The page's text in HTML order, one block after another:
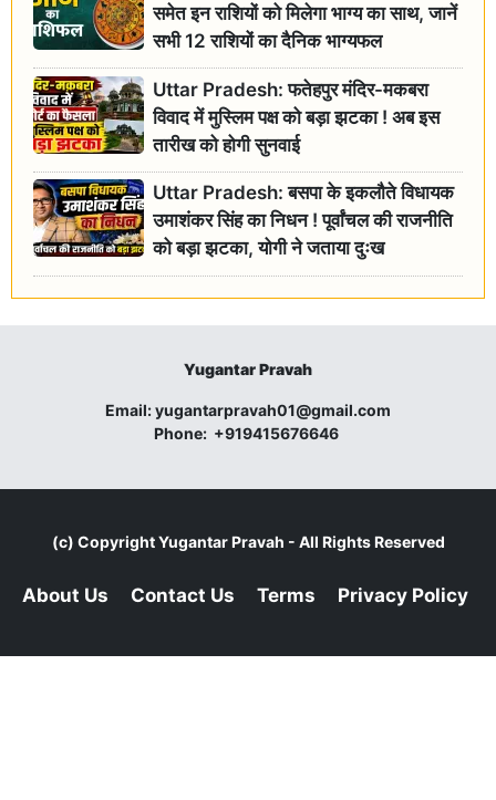
समेत इन राशियों को मिलेगा भाग्य का साथ, जानें
सभी 12 राशियों का दैनिक भाग्यफल
Uttar Pradesh: फतेहपुर मंदिर-मकबरा
विवाद में मुस्लिम पक्ष को बड़ा झटका ! अब इस
तारीख को होगी सुनवाई
Uttar Pradesh: बसपा के इकलौते विधायक
उमाशंकर सिंह का निधन ! पूर्वांचल की राजनीति
को बड़ा झटका, योगी ने जताया दुःख
Yugantar Pravah
Email:yugantarpravah01@gmail.com
Phone: +919415676646
(c) CopyrightYugantar Pravah - All Rights Reserved
About Us Contact Us Terms Privacy Policy